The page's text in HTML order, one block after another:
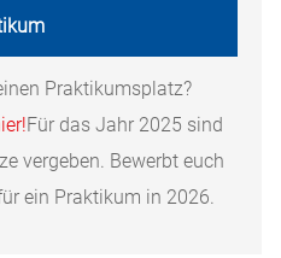
Praktikumsplatz?
Für das Jahr 2025 sind
vergeben. Bewerbt euch
ein Praktikum in 2026.